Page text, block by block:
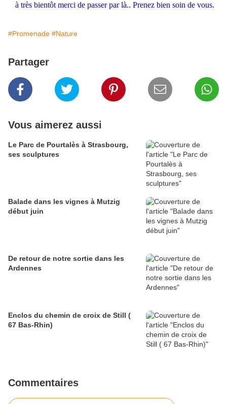
à très bientôt merci de passer par là.. Prenez bien soin de vous.
#Promenade #Nature
Partager
Vous aimerez aussi
Le Parc de Pourtalès à Strasbourg,
ses sculptures
Balade dans les vignes à Mutzig
début juin
De retour de notre sortie dans les
Ardennes
Enclos du chemin de croix de Still (
67 Bas-Rhin)
Commentaires